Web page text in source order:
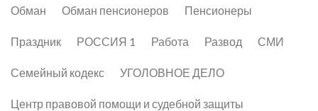
Обман Обман пенсионеров Пенсионеры
Праздник РОССИЯ 1 Работа Развод СМИ
Семейный кодекс УГОЛОВНОЕ ДЕЛО
Центр правовой помощи и судебной защиты